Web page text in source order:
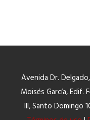
Avenida Dr.
Moisés García, Edif.
III, Santo Domingo